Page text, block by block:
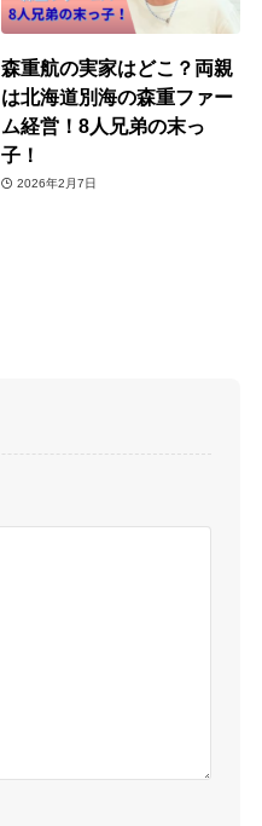
森重航の実家はどこ？両親
は北海道別海の森重ファー
ム経営！8人兄弟の末っ
子！
2026年2月7日